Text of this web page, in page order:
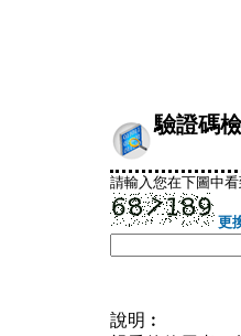
驗證碼
請輸入您在下圖中
更
說明︰